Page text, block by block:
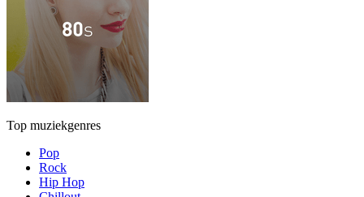
Top muziekgenres
Pop
Rock
Hip Hop